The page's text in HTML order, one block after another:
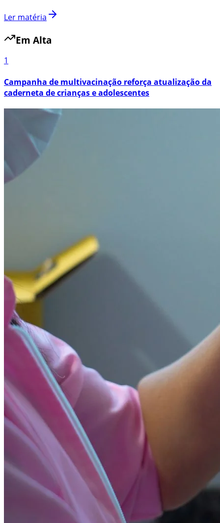
Ler matéria
Em Alta
1
Campanha de multivacinação reforça atualização da
caderneta de crianças e adolescentes